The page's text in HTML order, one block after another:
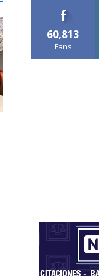
60,813
Fans